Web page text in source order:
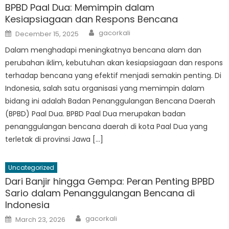
BPBD Paal Dua: Memimpin dalam
Kesiapsiagaan dan Respons Bencana
Posted
on
December 15, 2025 Author
gacorkali
Dalam menghadapi meningkatnya bencana alam dan
perubahan iklim, kebutuhan akan kesiapsiagaan dan respons
terhadap bencana yang efektif menjadi semakin penting. Di
Indonesia, salah satu organisasi yang memimpin dalam
bidang ini adalah Badan Penanggulangan Bencana Daerah
(BPBD) Paal Dua. BPBD Paal Dua merupakan badan
penanggulangan bencana daerah di kota Paal Dua yang
terletak di provinsi Jawa […]
Uncategorized
Dari Banjir hingga Gempa: Peran Penting BPBD
Sario dalam Penanggulangan Bencana di
Indonesia
Posted
on
March 23, 2026 Author
gacorkali